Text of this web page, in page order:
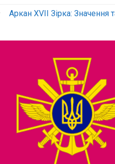
Аркан XVII Зірка: Значення